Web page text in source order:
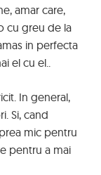
amar care,
cu greu de la
in perfecta
el cu el..
In general,
Si, cand
mic pentru
pentru a mai